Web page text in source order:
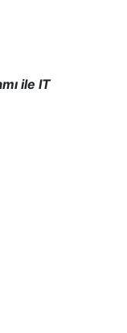
ile IT